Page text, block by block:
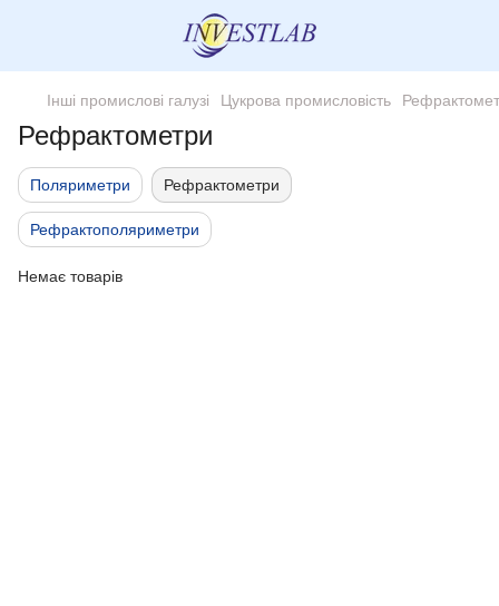
Інші промислові галузі Цукрова промисловість
Рефрактометри
Поляриметри Рефрактометри
Рефрактополяриметри
Немає товарів